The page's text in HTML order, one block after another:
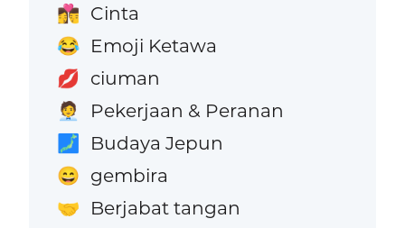
👩‍❤️‍💋‍👨 Cinta
😂 Emoji Ketawa
💋 ciuman
🧑‍💼 Pekerjaan & Peranan
🗾 Budaya Jepun
😄 gembira
🤝 Berjabat tangan